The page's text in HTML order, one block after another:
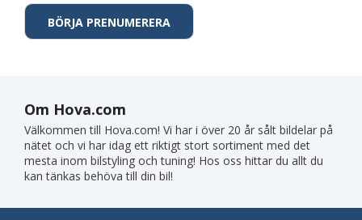
Om Hova.com
Välkommen till Hova.com! Vi har i över 20 år sålt bildelar på
nätet och vi har idag ett riktigt stort sortiment med det
mesta inom bilstyling och tuning! Hos oss hittar du allt du
kan tänkas behöva till din bil!